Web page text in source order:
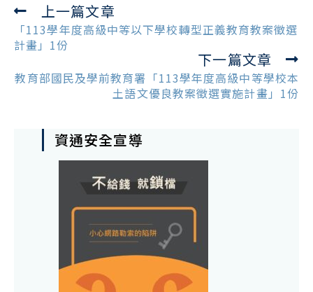
Read
more
articles
上一篇文章
「113學年度高級中等以下學校轉型正義教育教案徵選
計畫」1份
下一篇文章
教育部國民及學前教育署「113學年度高級中等學校本
土語文優良教案徵選實施計畫」1份
資通安全宣導